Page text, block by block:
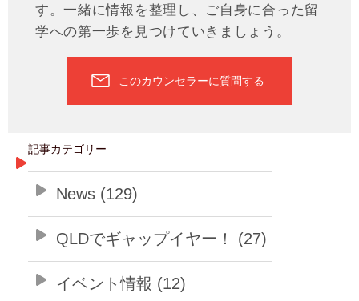
す。一緒に情報を整理し、ご自身に合った留
学への第一歩を見つけていきましょう。
このカウンセラーに質問する
記事カテゴリー
News (129)
QLDでギャップイヤー！ (27)
イベント情報 (12)